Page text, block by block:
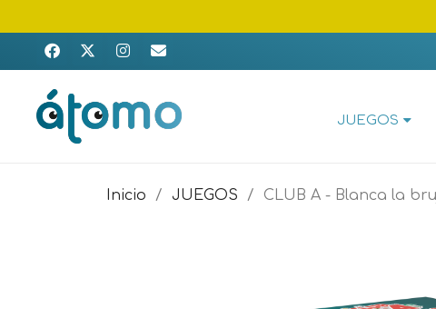
JUEGOS
Inicio JUEGOS CLUB A - Blanca la